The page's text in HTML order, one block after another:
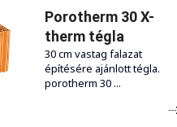
Porotherm 30 X-
therm tégla
30 cm vastag falazat
építésére ajánlott tégla.
porotherm 30 ...